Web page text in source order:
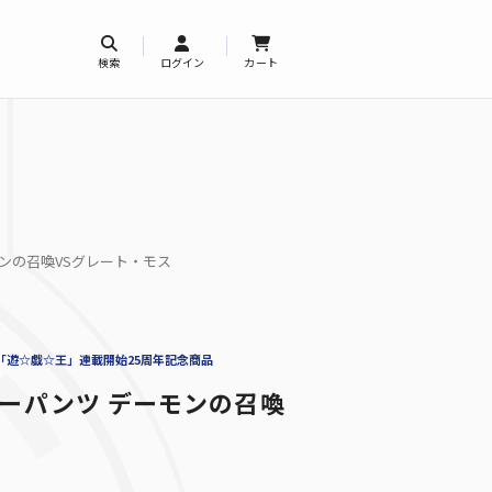
検索 ログイン カート
の召喚VSグレート・モス
遊☆戯☆王」連載開始25周年記念商品
パンツ デーモンの召喚